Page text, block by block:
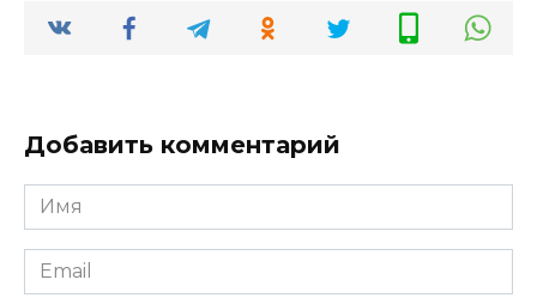
Добавить комментарий
Имя
*
Email
*